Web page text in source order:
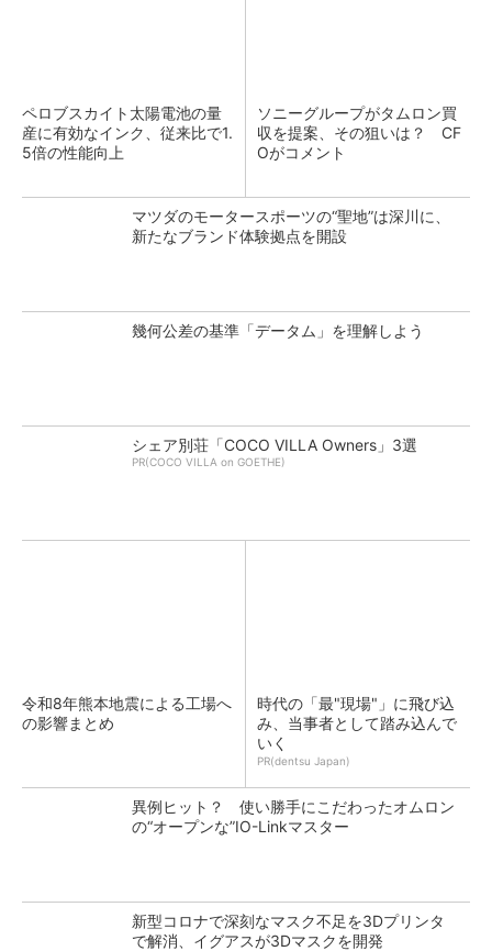
ペロブスカイト太陽電池の量
産に有効なインク、従来比で1.
5倍の性能向上
ソニーグループがタムロン買
収を提案、その狙いは？ CF
Oがコメント
マツダのモータースポーツの“聖地”は深川に、
新たなブランド体験拠点を開設
幾何公差の基準「データム」を理解しよう
シェア別荘「COCO VILLA Owners」3選
PR(COCO VILLA on GOETHE)
令和8年熊本地震による工場へ
の影響まとめ
時代の「最"現場"」に飛び込
み、当事者として踏み込んで
いく
PR(dentsu Japan)
異例ヒット？ 使い勝手にこだわったオムロン
の“オープンな”IO-Linkマスター
新型コロナで深刻なマスク不足を3Dプリンタ
で解消、イグアスが3Dマスクを開発